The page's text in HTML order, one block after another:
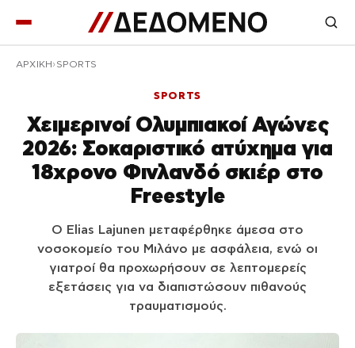
ΑΡΧΙΚΉ SPORTS
SPORTS
Χειμερινοί Ολυμπιακοί Αγώνες
2026: Σοκαριστικό ατύχημα για
18χρονο Φινλανδό σκιέρ στο
Freestyle
Ο Elias Lajunen μεταφέρθηκε άμεσα στο
νοσοκομείο του Μιλάνο με ασφάλεια, ενώ οι
γιατροί θα προχωρήσουν σε λεπτομερείς
εξετάσεις για να διαπιστώσουν πιθανούς
τραυματισμούς.